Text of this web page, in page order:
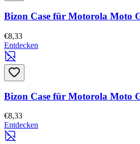
Bizon Case für Motorola Moto
€8,33
Entdecken
Bizon Case für Motorola Moto
€8,33
Entdecken